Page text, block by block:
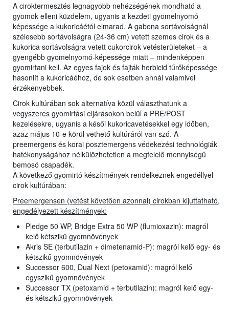
A ciroktermesztés legnagyobb nehézségének mondható a
gyomok elleni küzdelem, ugyanis a kezdeti gyomelnyomó
képessége a kukoricáétól elmarad. A gabona sortávolságnál
szélesebb sortávolságra (24-36 cm) vetett szemes cirok és a
kukorica sortávolságra vetett cukorcirok vetésterületeket – a
gyengébb gyomelnyomó-képessége miatt – mindenképpen
gyomirtani kell. Az egyes fajok és fajták herbicid tűrőképessége
hasonlít a kukoricáéhoz, de sok esetben annál valamivel
érzékenyebbek.
Cirok kultúrában sok alternatíva közül választhatunk a
vegyszeres gyomirtási eljárásokon belül a PRE/POST
kezelésekre, ugyanis a késői kukoricavetésekkel egy időben,
azaz május 10-e körül vethető kultúráról van szó. A
preemergens és korai posztemergens védekezési technológiák
hatékonyságához nélkülözhetetlen a megfelelő mennyiségű
bemosó csapadék.
A következő gyomirtó készítmények rendelkeznek engedéllyel
cirok kultúrában:
Preemergensen (vetést követően azonnal) cirokban kijuttatható,
engedélyezett készítmények:
Pledge 50 WP, Bridge Extra 50 WP (flumioxazin): magról
kelő kétszikű gyomnövények
Akris SE (terbutilazin + dimetenamid-P): magról kelő egy- és
kétszikű gyomnövények
Successor 600, Dual Next (petoxamid): magról kelő
egyszikű gyomnövények
Successor TX (petoxamid + terbutilazin): magról kelő egy-
és kétszikű gyomnövények